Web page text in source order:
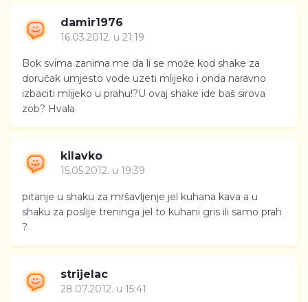
damir1976
16.03.2012. u 21:19
Bok svima zanima me da li se može kod shake za
doručak umjesto vode uzeti mlijeko i onda naravno
izbaciti mlijeko u prahu!?U ovaj shake ide baš sirova
zob? Hvala
kilavko
15.05.2012. u 19:39
pitanje u shaku za mršavljenje jel kuhana kava a u
shaku za poslije treninga jel to kuhani gris ili samo prah
?
strijelac
28.07.2012. u 15:41